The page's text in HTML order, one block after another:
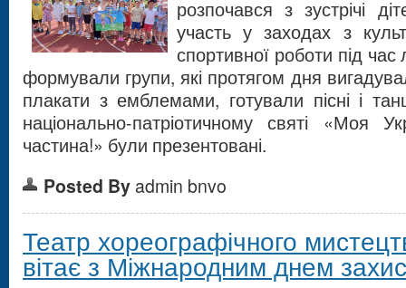
розпочався з зустрічі
участь у заходах з
спортивної роботи під час
формували групи, які протягом дня
плакати з емблемами, готували пісні і
національно-патріотичному святі
частина!» були презентовані.
Posted By admin bnvo
Театр хореографічного
вітає з Міжнародним днем